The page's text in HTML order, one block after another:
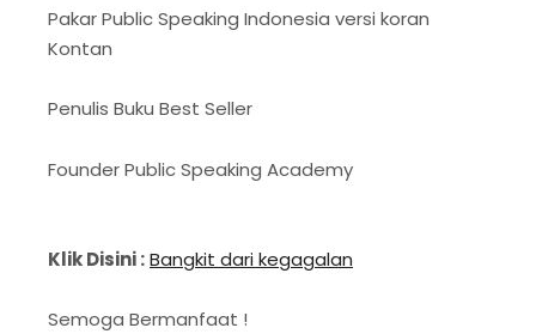
Pakar Public Speaking Indonesia versi koran
Kontan
Penulis Buku Best Seller
Founder Public Speaking Academy
Klik Disini :Bangkit dari kegagalan
Semoga Bermanfaat !